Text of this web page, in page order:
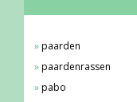
paarden
paardenrassen
pabo